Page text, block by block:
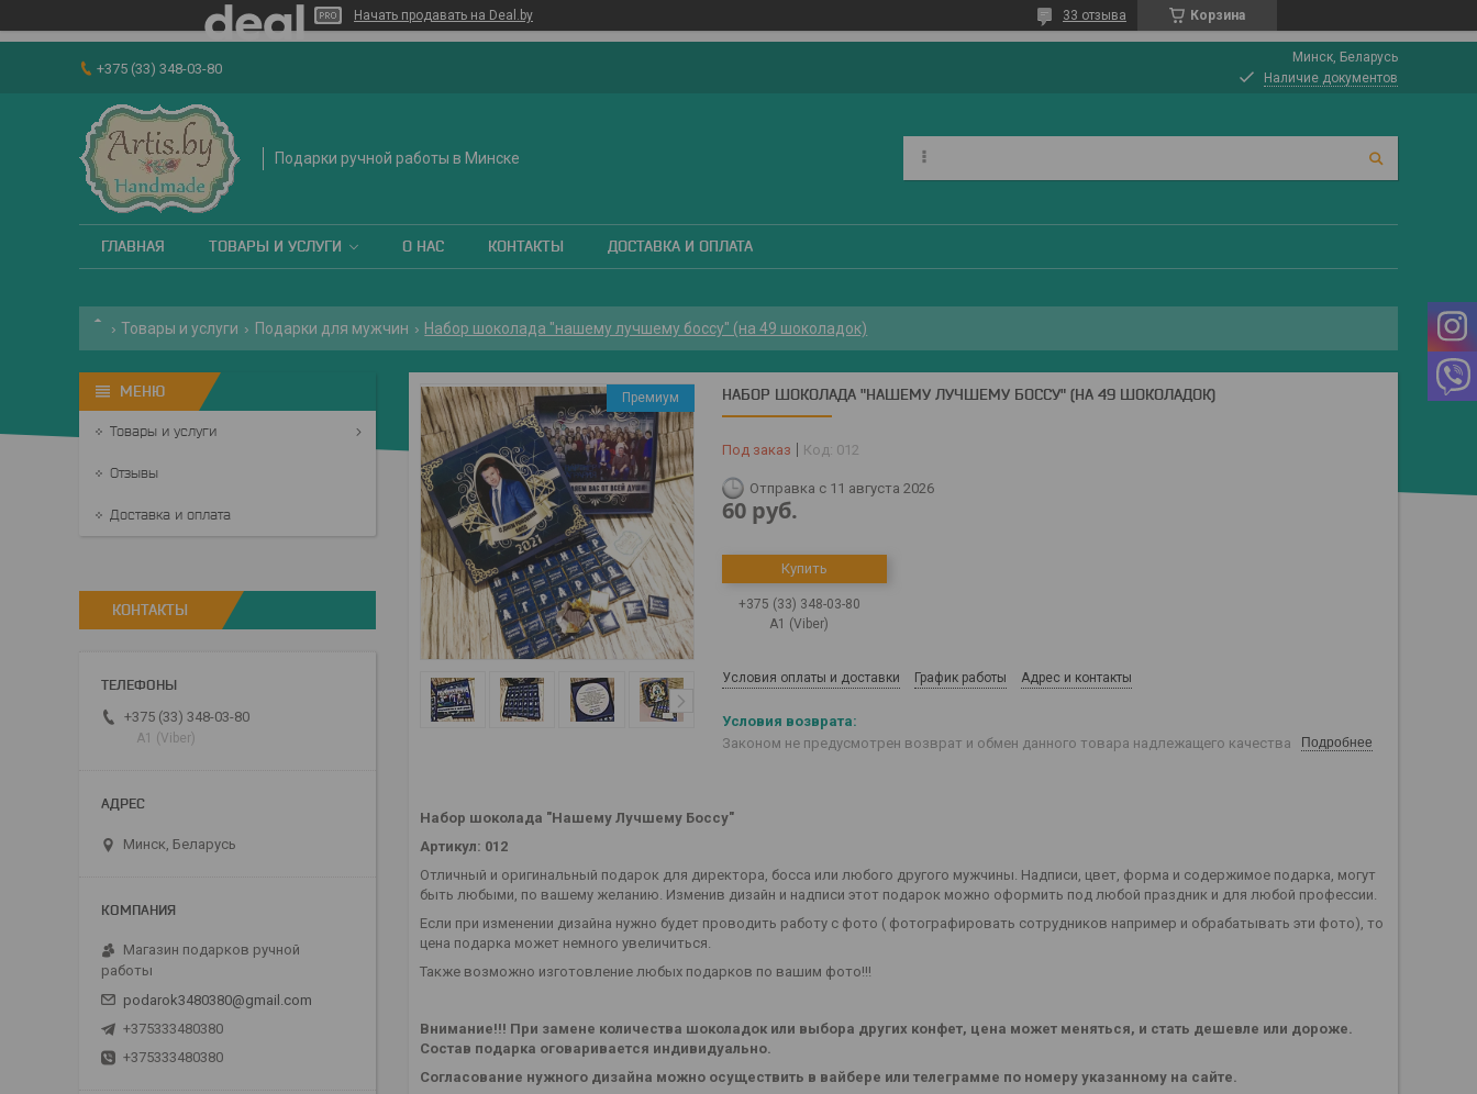
Начать продавать на Deal.by Корзина
33 отзыва
+375 (33) 348-03-80
Минск, Беларусь
Наличие документов
Подарки ручной работы в Минске
ГЛАВНАЯ ТОВАРЫ И УСЛУГИ О НАС КОНТАКТЫ ДОСТАВКА И ОПЛАТА
Товары и услуги Подарки для мужчин Набор шоколада "нашему лучшему боссу" (на 49 шоколадок)
Премиум НАБОР ШОКОЛАДА "НАШЕМУ ЛУЧШЕМУ БОССУ" (НА 49 ШОКОЛАДОК)
Под заказ Код: 012
Отправка с 11 августа 2026
60 руб.
Купить
+375 (33) 348-03-80
А1 (Viber)
Условия оплаты и доставки График работы Адрес и контакты
Законом не предусмотрен возврат и обмен данного товара надлежащего качества Подробнее
Набор шоколада "Нашему Лучшему Боссу"
Артикул: 012
Отличный и оригинальный подарок для директора, босса или любого другого мужчины. Надписи, цвет, форма и содержимое подарка, могут
быть любыми, по вашему желанию. Изменив дизайн и надписи этот подарок можно оформить под любой праздник и для любой профессии.
Если при изменении дизайна нужно будет проводить работу с фото ( фотографировать сотрудников например и обрабатывать эти фото), то
цена подарка может немного увеличиться.
Также возможно изготовление любых подарков по вашим фото!!!
Внимание!!! При замене количества шоколадок или выбора других конфет, цена может меняться, и стать дешевле или дороже.
Состав подарка оговаривается индивидуально.
Согласование нужного дизайна можно осуществить в вайбере или телеграмме по номеру указанному на сайте.
Товары и услуги
Отзывы
Доставка и оплата
КОНТАКТЫ
+375 (33) 348-03-80
А1 (Viber)
Минск, Беларусь
Магазин подарков ручной
работы
podarok3480380@gmail.com
+375333480380
+375333480380